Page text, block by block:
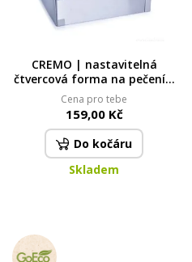
CREMO | nastavitelná
čtvercová forma na pečení |
nerezová ocel | 15–28 cm
Cena pro tebe
159,00 Kč
Do kočáru
Skladem